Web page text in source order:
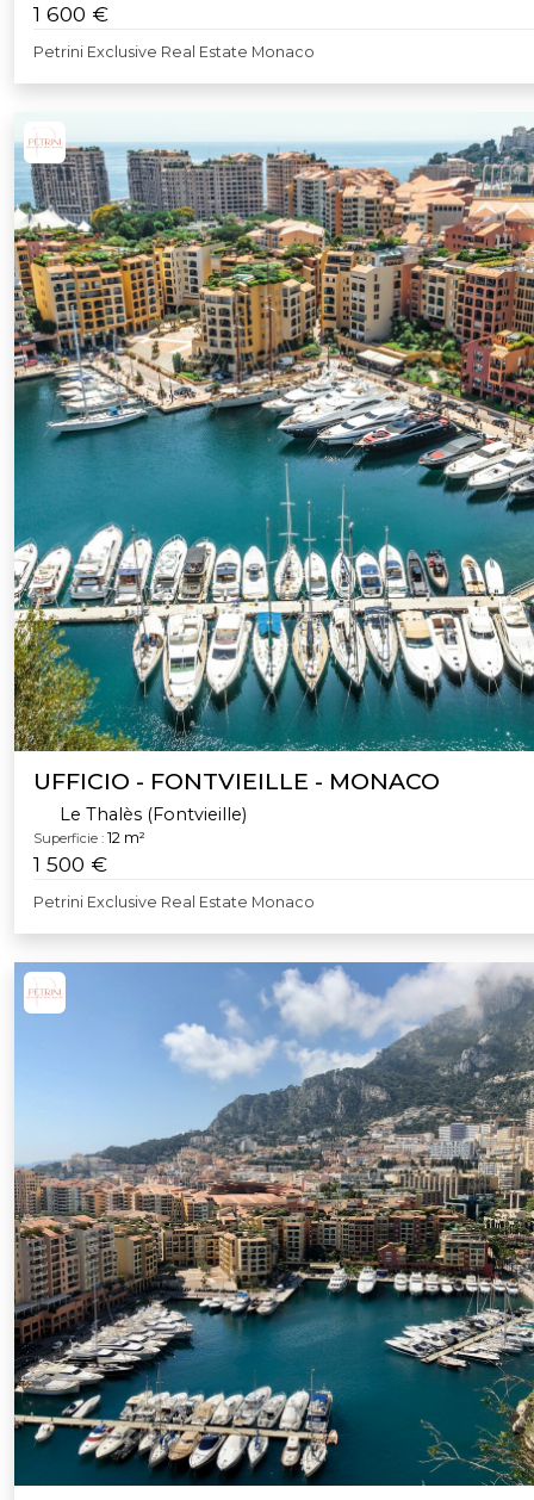
1 600 €
Petrini Exclusive Real Estate Monaco
UFFICIO - FONTVIEILLE - MONACO
Le Thalès (Fontvieille)
Superficie : 12 m²
1 500 €
Petrini Exclusive Real Estate Monaco